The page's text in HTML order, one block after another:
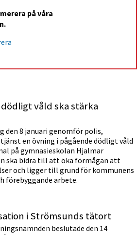
på våra
våld ska stärka
den 8 januari genomför polis,
en övning i pågående dödligt våld
på gymnasieskolan Hjalmar
ska bidra till att öka förmågan att
och ligger till grund för kommunens
förebyggande arbete.
i Strömsunds tätort
beslutade den 14